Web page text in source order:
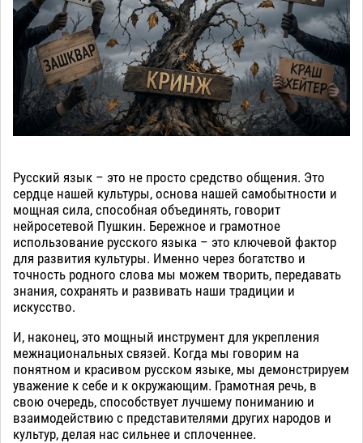
Русский язык – это не просто средство общения. Это
сердце нашей культуры, основа нашей самобытности и
мощная сила, способная объединять, говорит
нейросетевой Пушкин. Бережное и грамотное
использование русского языка – это ключевой фактор
для развития культуры. Именно через богатство и
точность родного слова мы можем творить, передавать
знания, сохранять и развивать наши традиции и
искусство.
И, наконец, это мощный инструмент для укрепления
межнациональных связей. Когда мы говорим на
понятном и красивом русском языке, мы демонстрируем
уважение к себе и к окружающим. Грамотная речь, в
свою очередь, способствует лучшему пониманию и
взаимодействию с представителями других народов и
культур, делая нас сильнее и сплоченнее.